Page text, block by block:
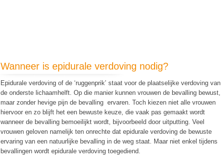
Wanneer is epidurale verdoving nodig?
Epidurale verdoving of de ‘ruggenprik’ staat voor de plaatselijke verdoving van
de onderste lichaamhelft. Op die manier kunnen vrouwen de bevalling bewust,
maar zonder hevige pijn de bevalling ervaren. Toch kiezen niet alle vrouwen
hiervoor en zo blijft het een bewuste keuze, die vaak pas gemaakt wordt
wanneer de bevalling bemoeilijkt wordt, bijvoorbeeld door uitputting. Veel
vrouwen geloven namelijk ten onrechte dat epidurale verdoving de bewuste
ervaring van een natuurlijke bevalling in de weg staat. Maar niet enkel tijdens
bevallingen wordt epidurale verdoving toegediend.